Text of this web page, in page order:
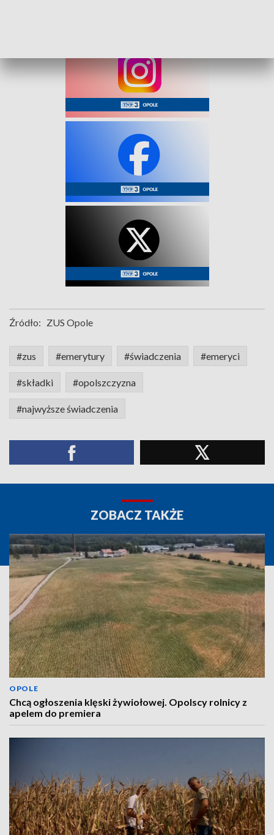
Źródło: ZUS Opole
#zus #emerytury #świadczenia #emeryci
#składki #opolszczyzna
#najwyższe świadczenia
ZOBACZ TAKŻE
OPOLE
Chcą ogłoszenia klęski żywiołowej. Opolscy rolnicy z
apelem do premiera